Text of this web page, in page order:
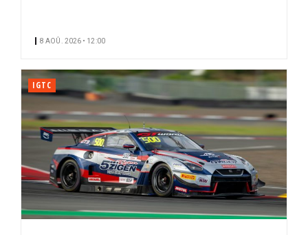
8 AOÛ. 2026 • 12:00
IGTC